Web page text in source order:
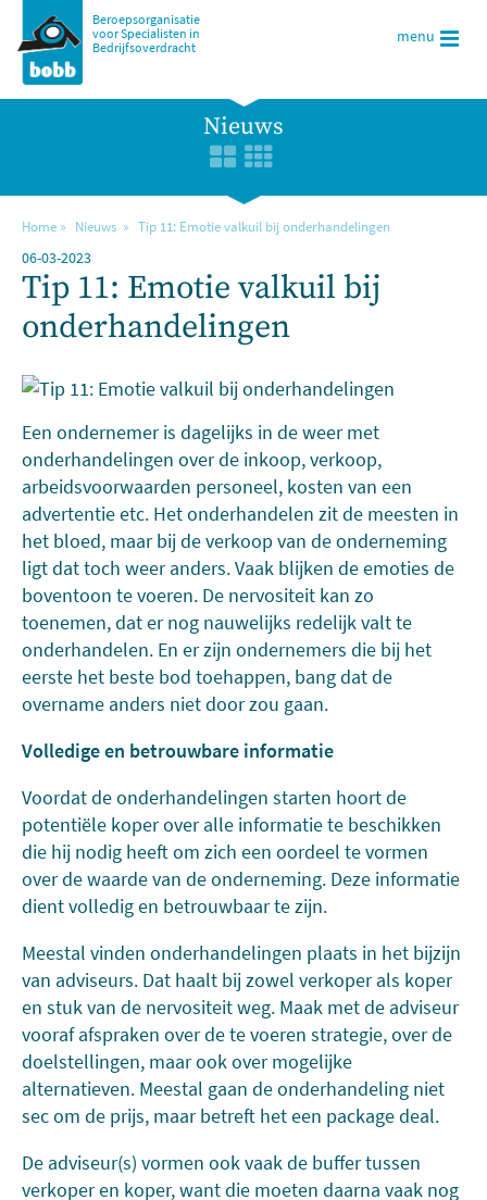
Beroepsorganisatie
voor Specialisten in
Bedrijfsoverdracht
menu
Nieuws
Home Nieuws Tip 11: Emotie valkuil bij onderhandelingen
06-03-2023
Tip 11: Emotie valkuil bij
onderhandelingen
Een ondernemer is dagelijks in de weer met
onderhandelingen over de inkoop, verkoop,
arbeidsvoorwaarden personeel, kosten van een
advertentie etc. Het onderhandelen zit de meesten in
het bloed, maar bij de verkoop van de onderneming
ligt dat toch weer anders. Vaak blijken de emoties de
boventoon te voeren. De nervositeit kan zo
toenemen, dat er nog nauwelijks redelijk valt te
onderhandelen. En er zijn ondernemers die bij het
eerste het beste bod toehappen, bang dat de
overname anders niet door zou gaan.
Volledige en betrouwbare informatie
Voordat de onderhandelingen starten hoort de
potentiële koper over alle informatie te beschikken
die hij nodig heeft om zich een oordeel te vormen
over de waarde van de onderneming. Deze informatie
dient volledig en betrouwbaar te zijn.
Meestal vinden onderhandelingen plaats in het bijzijn
van adviseurs. Dat haalt bij zowel verkoper als koper
en stuk van de nervositeit weg. Maak met de adviseur
vooraf afspraken over de te voeren strategie, over de
doelstellingen, maar ook over mogelijke
alternatieven. Meestal gaan de onderhandeling niet
sec om de prijs, maar betreft het een package deal.
De adviseur(s) vormen ook vaak de buffer tussen
verkoper en koper, want die moeten daarna vaak nog